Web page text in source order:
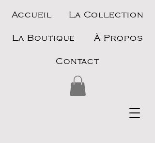
Accueil La Collection
La Boutique À Propos
Contact